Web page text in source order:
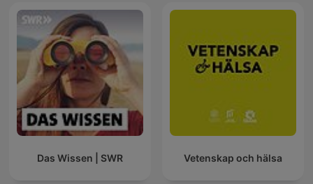
Das Wissen | SWR Vetenskap och hälsa